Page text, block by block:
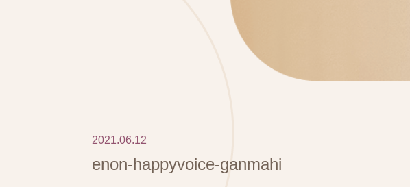
2021.06.12
enon-happyvoice-ganmahi